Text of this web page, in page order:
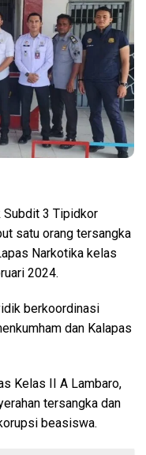
3 Tipidkor
satu orang tersangka
Narkotika kelas
2024.
berkoordinasi
dan Kalapas
Kelas II A Lambaro,
tersangka dan
beasiswa.